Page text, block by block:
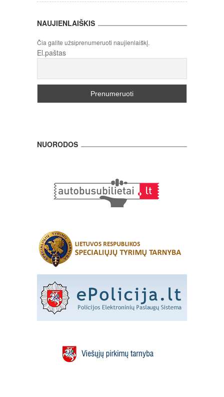
NAUJIENLAIŠKIS
Čia galite užsiprenumeruoti naujienlaiškį.
El.paštas
NUORODOS